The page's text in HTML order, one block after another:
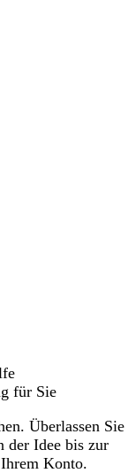
für Sie
Überlassen Sie
der Idee bis zur
Konto.